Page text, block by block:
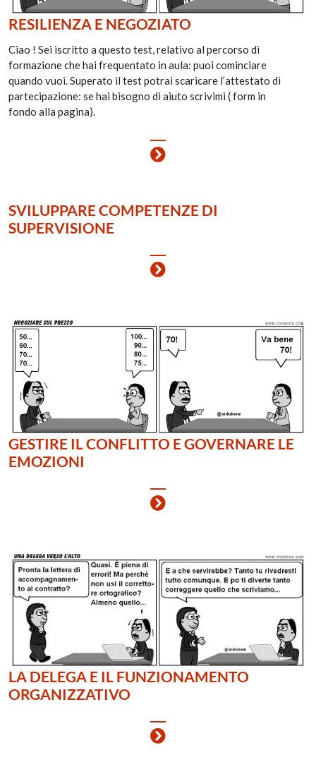
RESILIENZA E NEGOZIATO
Ciao ! Sei iscritto a questo test, relativo al percorso di
formazione che hai frequentato in aula: puoi cominciare
quando vuoi. Superato il test potrai scaricare l’attestato di
partecipazione: se hai bisogno di aiuto scrivimi ( form in
fondo alla pagina).
SVILUPPARE COMPETENZE DI
SUPERVISIONE
GESTIRE IL CONFLITTO E GOVERNARE LE
EMOZIONI
LA DELEGA E IL FUNZIONAMENTO
ORGANIZZATIVO